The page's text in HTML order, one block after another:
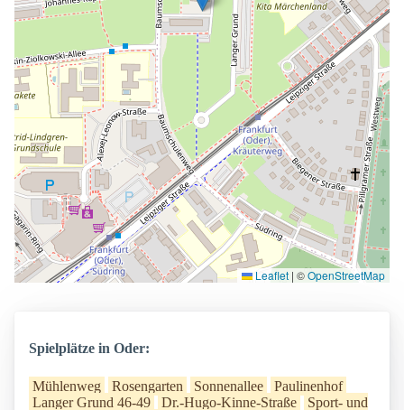
Leaflet | ©OpenStreetMap
Spielplätze in Oder:
Mühlenweg Rosengarten Sonnenallee
Paulinenhof
Langer Grund 46-49
Dr.-Hugo-Kinne-Straße Sport- und